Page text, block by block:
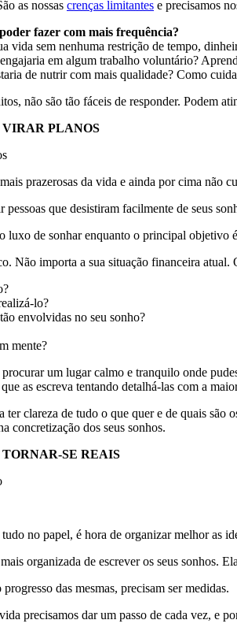
as nossas crenças limitantes e precisamos
fazer com mais frequência?
vida sem nenhuma restrição de tempo,
em algum trabalho voluntário?
de nutrir com mais qualidade? Como
não são tão fáceis de responder. Podem
VIRAR PLANOS
prazerosas da vida e ainda por cima não
que desistiram facilmente de seus
luxo de sonhar enquanto o principal objetivo
Não importa a sua situação financeira
lo?
envolvidas no seu sonho?
mente?
um lugar calmo e tranquilo onde
as escreva tentando detalhá-las com a
ter clareza de tudo o que quer e de quais
concretização dos seus sonhos.
SE REAIS
no papel, é hora de organizar melhor as
organizada de escrever os seus sonhos.
das mesmas, precisam ser medidas.
precisamos dar um passo de cada vez, e